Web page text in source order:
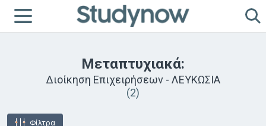
Μεταπτυχιακά:
Διοίκηση Επιχειρήσεων - ΛΕΥΚΩΣΙΑ
(2)
Φίλτρα